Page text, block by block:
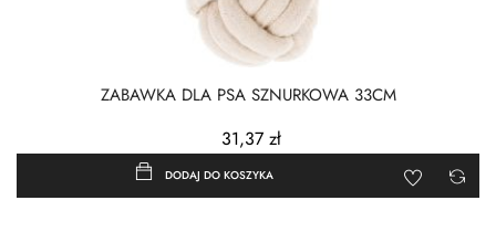
ZABAWKA DLA PSA SZNURKOWA 33CM
31,37 zł
DODAJ DO KOSZYKA